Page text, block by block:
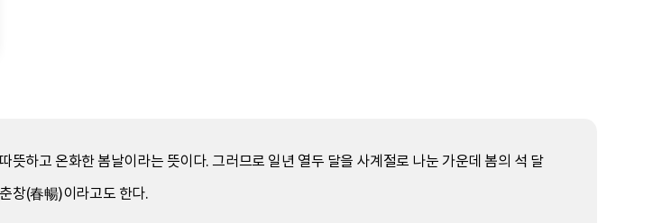
하고 온화한 봄날이라는 뜻이다. 그러므로 일년 열두 달을 사계절로 나눈 가운데 봄의 석 달
창(春暢)이라고도 한다.